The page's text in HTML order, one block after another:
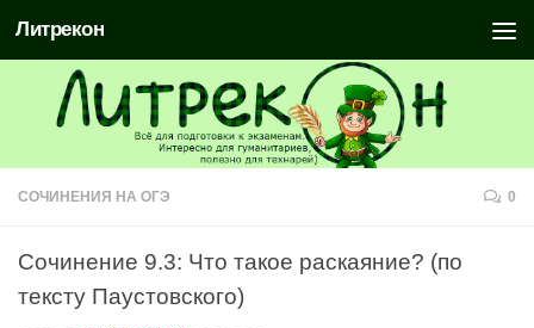
Литрекон
СОЧИНЕНИЯ НА ОГЭ 0
Сочинение 9.3: Что такое раскаяние? (по
тексту Паустовского)